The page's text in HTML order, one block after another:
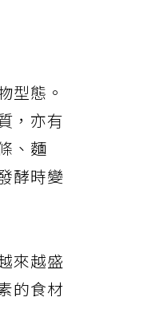
型態。
，亦有
、麵
酵時變
來越盛
的食材